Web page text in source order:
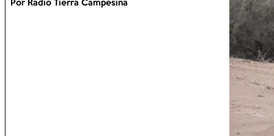
Por Radio Tierra Campesina